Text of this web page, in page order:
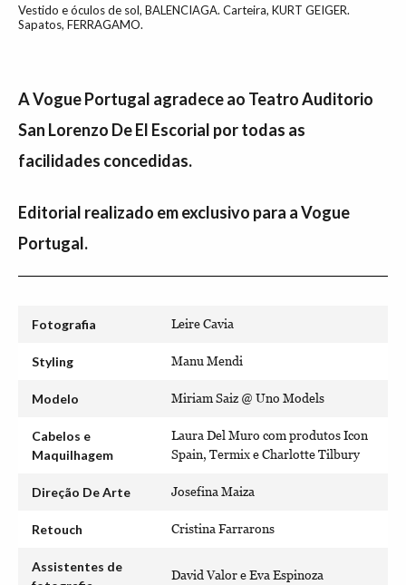
Vestido e óculos de sol, BALENCIAGA. Carteira, KURT GEIGER.
Sapatos, FERRAGAMO.
A Vogue Portugal agradece ao Teatro Auditorio
San Lorenzo De El Escorial por todas as
facilidades concedidas.
Editorial realizado em exclusivo para a Vogue
Portugal.
Fotografia Leire Cavia
Styling Manu Mendi
Modelo Miriam Saiz @ Uno Models
Cabelos e
Maquilhagem
Laura Del Muro com produtos Icon
Spain, Termix e Charlotte Tilbury
Direção De Arte Josefina Maiza
Retouch Cristina Farrarons
Assistentes de
David Valor e Eva Espinoza